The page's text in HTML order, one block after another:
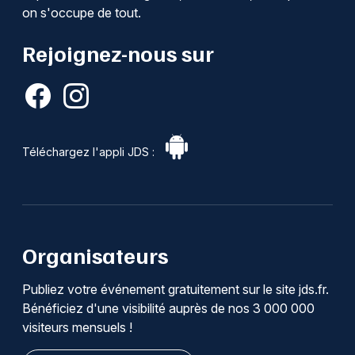
on s'occupe de tout.
Rejoignez-nous sur
Téléchargez l'appli JDS :
Organisateurs
Publiez votre événement gratuitement sur le site jds.fr.
Bénéficiez d'une visibilité auprès de nos 3 000 000
visiteurs mensuels !